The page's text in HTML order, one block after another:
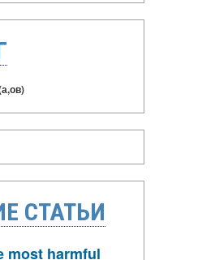
СТАТЬИ
most harmful